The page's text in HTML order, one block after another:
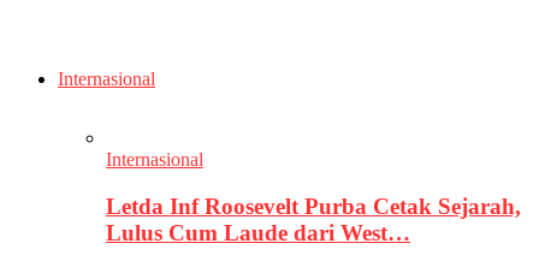
Internasional
Internasional
Letda Inf Roosevelt Purba Cetak Sejarah,
Lulus Cum Laude dari West…